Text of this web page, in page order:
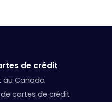
de crédit
au Canada
cartes de crédit